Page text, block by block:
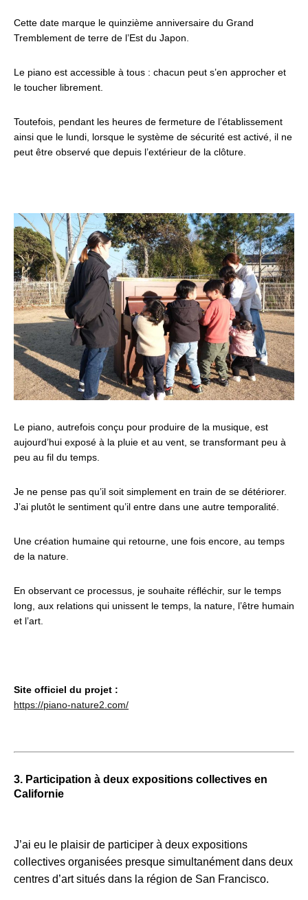
Cette date marque le quinzième anniversaire du Grand
Tremblement de terre de l’Est du Japon.
Le piano est accessible à tous : chacun peut s’en approcher et
le toucher librement.
Toutefois, pendant les heures de fermeture de l’établissement
ainsi que le lundi, lorsque le système de sécurité est activé, il ne
peut être observé que depuis l’extérieur de la clôture.
Le piano, autrefois conçu pour produire de la musique, est
aujourd’hui exposé à la pluie et au vent, se transformant peu à
peu au fil du temps.
Je ne pense pas qu’il soit simplement en train de se détériorer.
J’ai plutôt le sentiment qu’il entre dans une autre temporalité.
Une création humaine qui retourne, une fois encore, au temps
de la nature.
En observant ce processus, je souhaite réfléchir, sur le temps
long, aux relations qui unissent le temps, la nature, l’être humain
et l’art.
Site officiel du projet :
https://piano-nature2.com/
3. Participation à deux expositions collectives en
Californie
J’ai eu le plaisir de participer à deux expositions
collectives organisées presque simultanément dans deux
centres d’art situés dans la région de San Francisco.